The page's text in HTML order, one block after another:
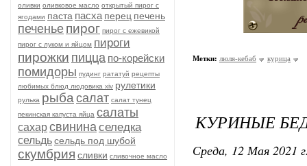
оливки оливковое масло открытый пирог с
ягодами паста пасха перец печень
печенье пирог пирог с ежевикой
пирог с луком и яйцом пироги
пирожки пицца по-корейски
помидоры пудинг рататуй рецепты
любимых блюд людовика xiv рулетики
рулька рыба салат салат тунец
пекинская капуста яйца салаты
сахарсвининаселедка
сельдьсельдь под шубой
скумбрия сливки сливочное масло
Метки: люля-кебаб курица
КУРИНЫЕ
Среда, 12 Мая 2021